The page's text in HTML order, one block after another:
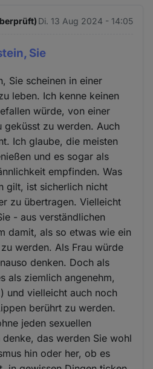
Di. 13 Aug 2024 - 14:05
Sie
Sie scheinen in einer
leben. Ich kenne keinen
würde, von einer
geküsst zu werden. Auch
Ich glaube, die meisten
und es sogar als
empfinden. Was
gilt, ist sicherlich nicht
zu übertragen. Vielleicht
- aus verständlichen
damit, als so etwas wie ein
werden. Als Frau würde
denken. Doch als
als ziemlich angenehm,
und vielleicht auch noch
berührt zu werden.
jeden sexuellen
das werden Sie wohl
hin oder her, ob es